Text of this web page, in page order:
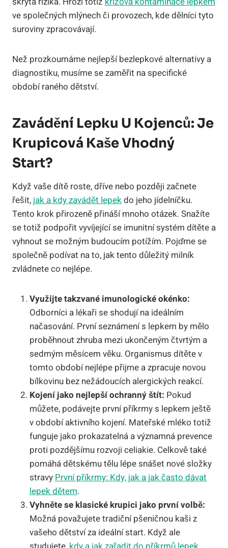
ve společných mlýnech či provozech, kde dělníci tyto
suroviny zpracovávají.
Než prozkoumáme nejlepší bezlepkové alternativy a
diagnostiku, musíme se zaměřit na specifické
období raného dětství.
Zavádění Lepku U Kojenců: Je
Krupicová Kaše Vhodný
Start?
Když vaše dítě roste, dříve nebo později začnete
řešit, jak a kdy zavádět lepekdo jeho jídelníčku.
Tento krok přirozeně přináší mnoho otázek. Snažíte
se totiž podpořit vyvíjející se imunitní systém dítěte a
vyhnout se možným budoucím potížím. Pojďme se
společně podívat na to, jak tento důležitý milník
zvládnete co nejlépe.
Využijte takzvané imunologické okénko:
Odborníci a lékaři se shodují na ideálním
načasování. První seznámení s lepkem by mělo
proběhnout zhruba mezi ukončeným čtvrtým a
sedmým měsícem věku. Organismus dítěte v
tomto období nejlépe přijme a zpracuje novou
bílkovinu bez nežádoucích alergických reakcí.
Kojení jako nejlepší ochranný štít: Pokud
můžete, podávejte první příkrmy s lepkem ještě
v období aktivního kojení. Mateřské mléko totiž
funguje jako prokazatelná a významná prevence
proti pozdějšímu rozvoji celiakie. Celkově také
pomáhá dětskému tělu lépe snášet nové složky
stravy První příkrmy: Kdy, jak a jak často dávat
lepek dětem.
Vyhněte se klasické krupici jako první volbě:
Možná považujete tradiční pšeničnou kaši z
vašeho dětství za ideální start. Když ale